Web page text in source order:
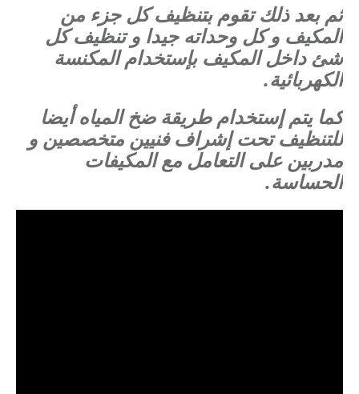
ثم بعد ذلك تقوم بتنظيف كل جزء من
المكيف و كل وحداته جيدا و تنظيف كل
شئ داخل المكيف بإستخدام المكنسة
الكهربائية.
كما يتم إستخدام طريقة ضخ المياه أيضا
للتنظيف تحت إشراف فنيين متخصصين و
مدربين على التعامل مع المكيفات
الحساسة.